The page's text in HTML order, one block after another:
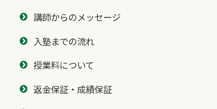
講師からのメッセージ
入塾までの流れ
授業料について
返金保証・成績保証